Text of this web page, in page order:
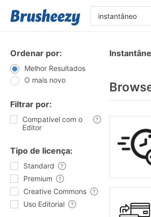
Ordenar por:
Melhor Resultados
O mais novo
Filtrar por:
Compatível com o
Editor
Tipo de licença:
Standard
Premium
Creative Commons
Uso Editorial